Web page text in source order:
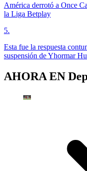
América derrotó a Once
la Liga Betplay
5.
Esta fue la respuesta
suspensión de Yhormar
AHORA EN